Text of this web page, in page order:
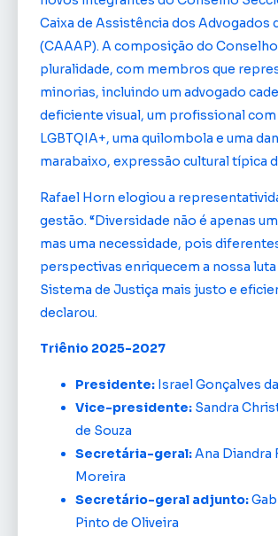
Caixa de Assistência dos Advogados
(CAAAP). A composição do
pluralidade, com membros que
minorias, incluindo um advogado
deficiente visual, um profissional com
LGBTQIA+, uma quilombola e uma
marabaixo, expressão cultural típica
Rafael Horn elogiou a
gestão. “Diversidade não é apenas
mas uma necessidade, pois
perspectivas enriquecem a nossa
Sistema de Justiça mais justo e
declarou.
Triênio 2025-2027
Presidente: Israel Gonçalves
Vice-presidente: Sandra
de Souza
Secretária-geral:Ana Diandra
Moreira
Secretário-geral adjunto:
Pinto de Oliveira